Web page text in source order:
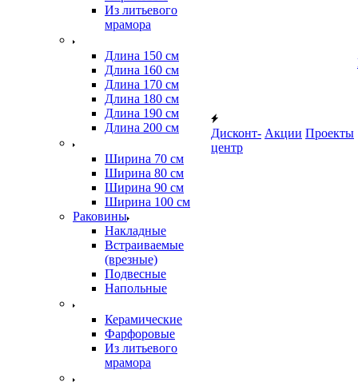
Из литьевого
мрамора
Длина 150 см
Длина 160 см
Длина 170 см
Длина 180 см
Длина 190 см
Длина 200 см
Ширина 70 см
Ширина 80 см
Ширина 90 см
Ширина 100 см
Раковины
Накладные
Встраиваемые
(врезные)
Подвесные
Напольные
Керамические
Фарфоровые
Из литьевого
мрамора
Дисконт-
центр
Акции Проекты